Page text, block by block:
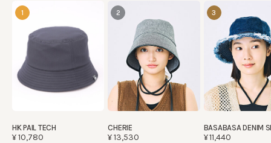
1
HK PAIL TECH
¥10,780
2
CHERIE
¥13,530
3
BASABASA DENIM
¥11,440